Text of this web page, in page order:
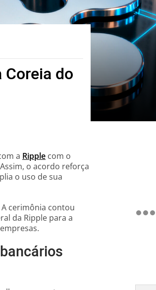
do
a Ripple com o
o acordo reforça
o uso de sua
cerimônia contou
da Ripple para a